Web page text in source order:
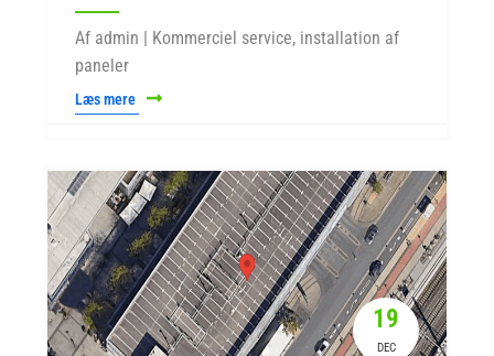
Af admin | Kommerciel service, installation af
paneler
Læs mere
19
DEC